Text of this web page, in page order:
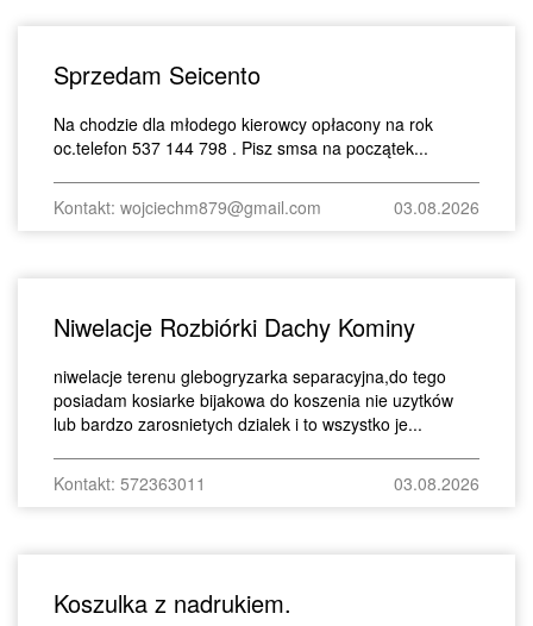
Sprzedam Seicento
Na chodzie dla młodego kierowcy opłacony na rok
oc.telefon 537 144 798 . Pisz smsa na początek...
Kontakt: wojciechm879@gmail.com 03.08.2026
Niwelacje Rozbiórki Dachy Kominy
niwelacje terenu glebogryzarka separacyjna,do tego
posiadam kosiarke bijakowa do koszenia nie uzytków
lub bardzo zarosnietych dzialek i to wszystko je...
Kontakt: 572363011 03.08.2026
Koszulka z nadrukiem.